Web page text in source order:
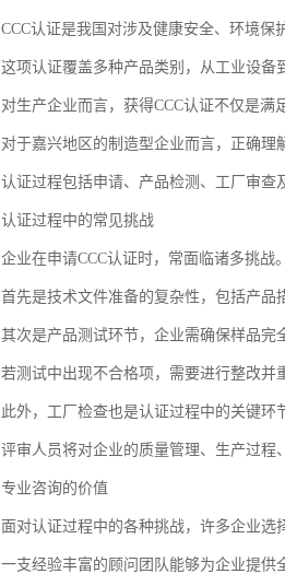
CCC认证是我国对涉及健康安全、环境保
这项认证覆盖多种产品类别，从工业设
对生产企业而言，获得CCC认证不仅是
对于嘉兴地区的制造型企业而言，正确理
认证过程包括申请、产品检测、工厂审
认证过程中的常见挑战
企业在申请CCC认证时，常面临诸多挑战。
首先是技术文件准备的复杂性，包括产
其次是产品测试环节，企业需确保样品完
若测试中出现不合格项，需要进行整改
此外，工厂检查也是认证过程中的关键环
评审人员将对企业的质量管理、生产过
专业咨询的价值
面对认证过程中的各种挑战，许多企业选
一支经验丰富的顾问团队能够为企业提供